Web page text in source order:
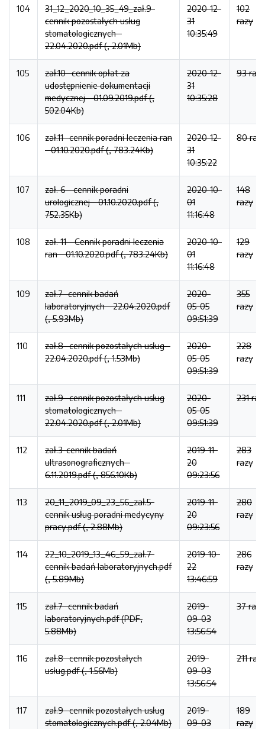
104
31_12_2020_10_35_49_zał.9-
cennik pozostałych usług
stomatologicznych -
22.04.2020.pdf (, 2.01Mb)
2020-12-
31
10:35:49
102
razy
105
zał.10- cennik opłat za
udostępnienie dokumentacji
medycznej - 01.09.2019.pdf (,
502.04Kb)
2020-12-
31
10:35:28
93 razy
106
zał.11- cennik poradni leczenia ran
- 01.10.2020.pdf (, 783.24Kb)
2020-12-
31
10:35:22
80
107
zał. 6 - cennik poradni
urologicznej - 01.10.2020.pdf (,
752.35Kb)
2020-10-
01
11:16:48
148
razy
108
zał. 11 - Cennik poradni leczenia
ran - 01.10.2020.pdf (, 783.24Kb)
2020-10-
01
11:16:48
129
razy
109
zał.7- cennik badań
laboratoryjnych - 22.04.2020.pdf
(, 5.93Mb)
2020-
05-05
09:51:39
355
razy
110
zał.8- cennik pozostałych usług -
22.04.2020.pdf (, 1.53Mb)
2020-
05-05
09:51:39
228
razy
111
zał.9- cennik pozostałych usług
stomatologicznych -
22.04.2020.pdf (, 2.01Mb)
2020-
05-05
09:51:39
231
112
zał.3-cennik badań
ultrasonograficznych -
6.11.2019.pdf (, 856.10Kb)
2019-11-
20
09:23:56
283
razy
113
20_11_2019_09_23_56_zał.5-
cennik usług poradni medycyny
pracy.pdf (, 2.88Mb)
2019-11-
20
09:23:56
280
razy
114
22_10_2019_13_46_59_zał.7-
cennik badań laboratoryjnych.pdf
(, 5.89Mb)
2019-10-
22
13:46:59
286
razy
115
zał.7- cennik badań
laboratoryjnych.pdf (PDF,
5.88Mb)
2019-
09-03
13:56:54
37 razy
116
zał.8- cennik pozostałych
usług.pdf (, 1.56Mb)
2019-
09-03
13:56:54
211
117
zał.9- cennik pozostałych usług
stomatologicznych.pdf (, 2.04Mb)
2019-
09-03
189
razy